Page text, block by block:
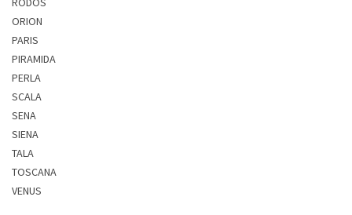
ORION
PARIS
PIRAMIDA
PERLA
SCALA
SENA
SIENA
TALA
TOSCANA
VENUS